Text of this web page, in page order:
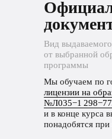
Вид
от выбранной
программы
Мы обучаем по
лицензии на
№Л035−1
и в конце курса
понадобятся